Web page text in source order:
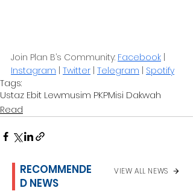
Join Plan B’s Community: Facebook |
Instagram | Twitter | Telegram | Spotify
Tags:
Ustaz Ebit Lewmusim PKPMisi Dakwah
Read
RECOMMENDE
D NEWS
VIEW ALL NEWS